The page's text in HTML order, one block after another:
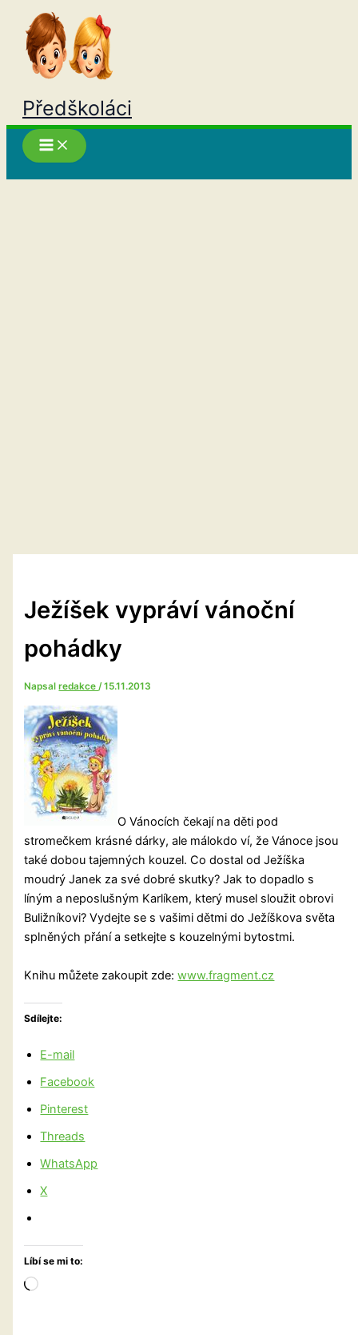
Přeskočit
obsah
Předškoláci
Ježíšek vypráví vánoční
pohádky
Napsalredakce/15.11.2013
O Vánocích čekají na děti pod
stromečkem krásné dárky, ale málokdo ví, že Vánoce jsou
také dobou tajemných kouzel. Co dostal od Ježíška
moudrý Janek za své dobré skutky? Jak to dopadlo s
líným a neposlušným Karlíkem, který musel sloužit obrovi
Buližníkovi? Vydejte se s vašimi dětmi do Ježíškova světa
splněných přání a setkejte s kouzelnými bytostmi.
Knihu můžete zakoupit zde:www.fragment.cz
Sdílejte:
E-mail
Facebook
Pinterest
Threads
WhatsApp
X
Líbí se mi to:
Načítání…